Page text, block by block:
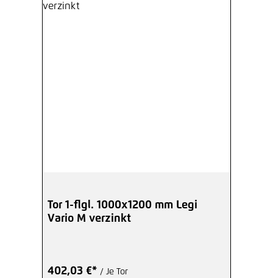
Tor 1-flgl. 1000x1200 mm Legi
Vario M verzinkt
402,03 €* / Je Tor